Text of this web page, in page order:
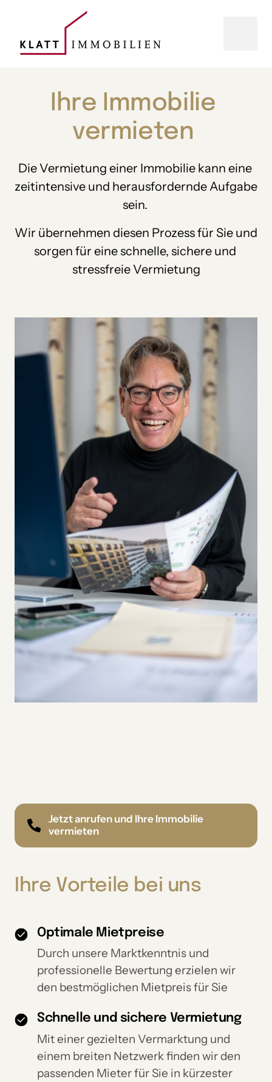
Ihre
vermieten
Die Vermietung einer Immobilie kann eine
zeitintensive und herausfordernde Aufgabe
sein.
Wir übernehmen diesen Prozess für Sie und
sorgen für eine schnelle, sichere und
stressfreie Vermietung
Jetzt anrufen und Ihre Immobilie
vermieten
Ihre Vorteile bei uns
Optimale Mietpreise
Durch unsere Marktkenntnis und
professionelle Bewertung erzielen wir
den bestmöglichen Mietpreis für Sie
Schnelle und sichere Vermietung
Mit einer gezielten Vermarktung und
einem breiten Netzwerk finden wir den
passenden Mieter für Sie in kürzester